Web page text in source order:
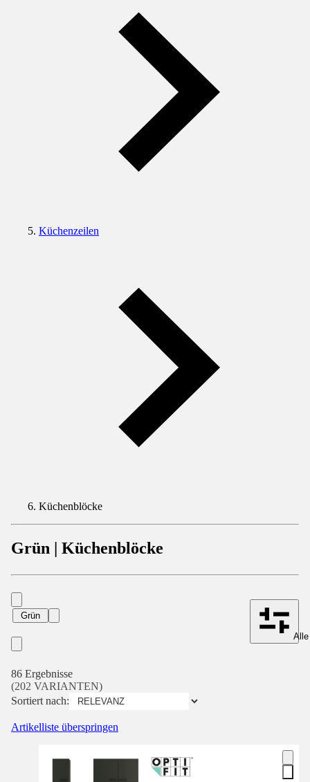
Küchenzeilen
Küchenblöcke
Grün | Küchenblöcke
Grün
86 Ergebnisse
(202 VARIANTEN)
Sortiert nach:
Artikelliste überspringen